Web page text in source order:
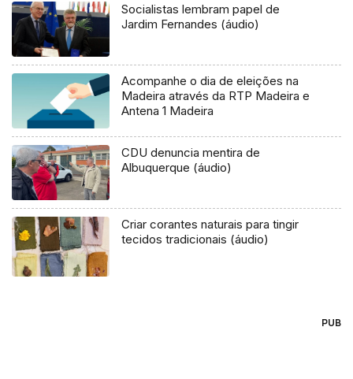
Socialistas lembram papel de
Jardim Fernandes (áudio)
Acompanhe o dia de eleições na
Madeira através da RTP Madeira e
Antena 1 Madeira
CDU denuncia mentira de
Albuquerque (áudio)
Criar corantes naturais para tingir
tecidos tradicionais (áudio)
PUB